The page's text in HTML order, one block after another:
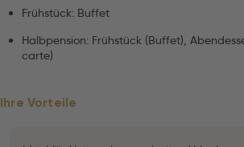
Frühstück: Buffet
Halbpension: Frühstück (Buffet),
carte)
Ihre Vorteile